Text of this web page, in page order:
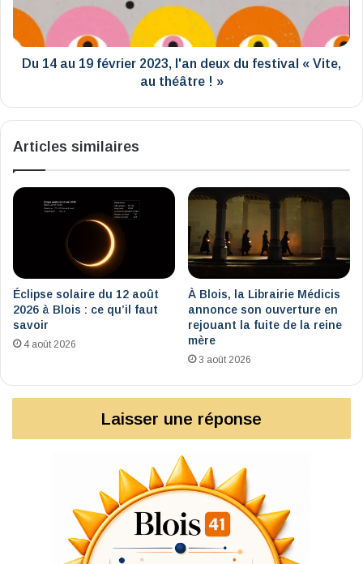
l'an
deux
du
festival
!
Du 14 au 19 février 2023, l'an deux du festival « Vite,
au théâtre ! »
Articles similaires
Éclipse solaire du 12 août
2026 à Blois : ce qu’il faut
savoir
4 août 2026
À Blois, la Librairie Médicis
annonce son ouverture en
rejouant la fuite de la reine
mère
3 août 2026
Laisser une réponse